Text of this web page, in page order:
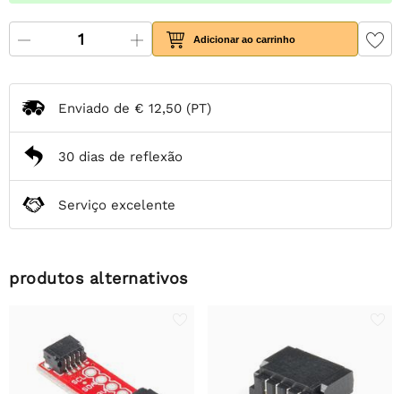
Adicionar ao carrinho
Enviado de € 12,50 (PT)
30 dias de reflexão
Serviço excelente
produtos alternativos